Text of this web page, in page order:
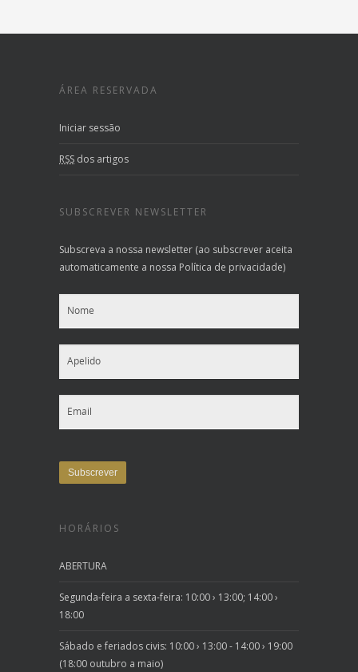
ÁREA RESERVADA
Iniciar sessão
RSS dos artigos
SUBSCREVER NEWSLETTER
Subscreva a nossa newsletter (ao subscrever aceita
automaticamente a nossa Política de privacidade)
HORÁRIOS
ABERTURA
Segunda-feira a sexta-feira: 10:00 › 13:00; 14:00 ›
18:00
Sábado e feriados civis: 10:00 › 13:00 - 14:00 › 19:00
(18:00 outubro a maio)